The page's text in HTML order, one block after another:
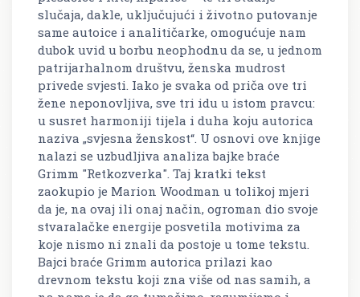
slučaja, dakle, uključujući i životno putovanje
same autoice i analitičarke, omogućuje nam
dubok uvid u borbu neophodnu da se, u jednom
patrijarhalnom društvu, ženska mudrost
privede svjesti. Iako je svaka od priča ove tri
žene neponovljiva, sve tri idu u istom pravcu:
u susret harmoniji tijela i duha koju autorica
naziva „svjesna ženskost“. U osnovi ove knjige
nalazi se uzbudljiva analiza bajke braće
Grimm "Retkozverka". Taj kratki tekst
zaokupio je Marion Woodman u tolikoj mjeri
da je, na ovaj ili onaj način, ogroman dio svoje
stvaralačke energije posvetila motivima za
koje nismo ni znali da postoje u tome tekstu.
Bajci braće Grimm autorica prilazi kao
drevnom tekstu koji zna više od nas samih, a